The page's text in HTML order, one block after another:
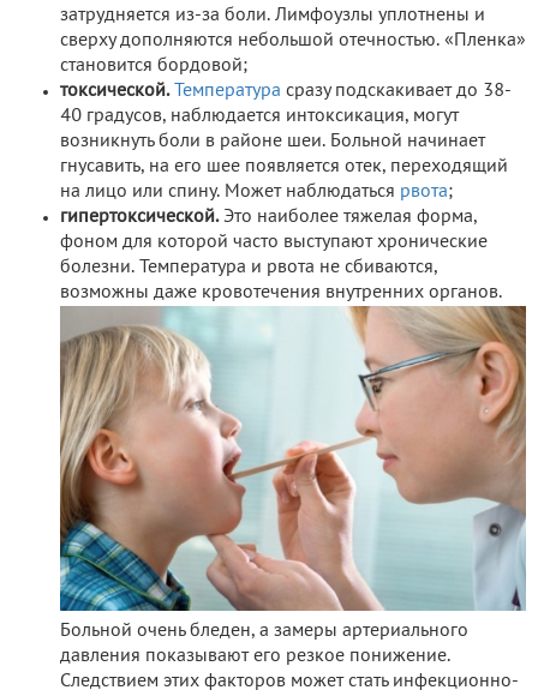
затрудняется из-за боли. Лимфоузлы уплотнены и
сверху дополняются небольшой отечностью. «Пленка»
становится бордовой;
токсической.
Температура сразу подскакивает до 38-
40 градусов, наблюдается интоксикация, могут
возникнуть боли в районе шеи. Больной начинает
гнусавить, на его шее появляется отек, переходящий
на лицо или спину. Может наблюдаться рвота;
гипертоксической. Это наиболее тяжелая форма,
фоном для которой часто выступают хронические
болезни. Температура и рвота не сбиваются,
возможны даже кровотечения внутренних органов.
Больной очень бледен, а замеры артериального
давления показывают его резкое понижение.
Следствием этих факторов может стать инфекционно-